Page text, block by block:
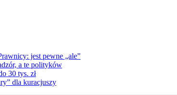
jest pewne „ale”
a te polityków
30 tys. zł
dla kuracjuszy